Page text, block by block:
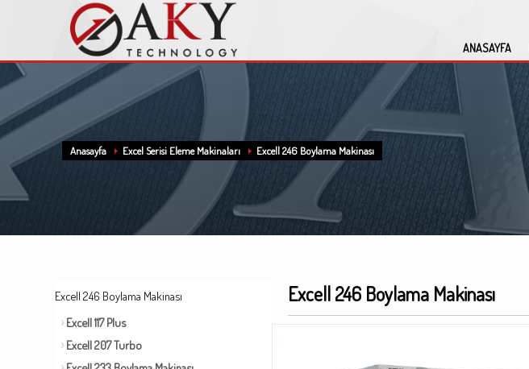
ANASAYFA
Anasayfa Excel Serisi Eleme Makinaları Excell 246 Boylama Makinası
Excell 246 Boylama Makinası
Excell 117 Plus
Excell 207 Turbo
Excell 246 Boylama Makinası